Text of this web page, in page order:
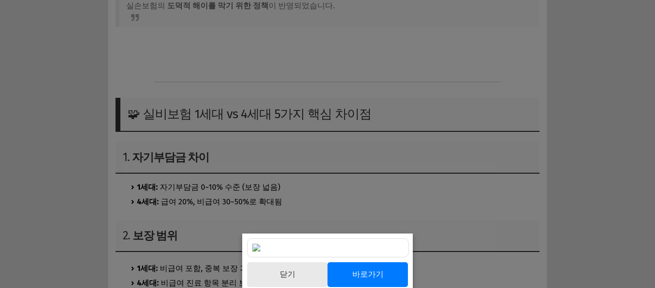
실손보험의 도덕적 해이를 막기 위한 정책이 반영되었습니다.
🧩 실비보험 1세대 vs 4세대 5가지 핵심 차이점
1. 자기부담금 차이
1세대: 자기부담금 0~10% 수준 (보장 넓음)
4세대: 급여 20%, 비급여 30~50%로 확대됨
2. 보장 범위
1세대: 비급여 포함, 중복 보장 가능
4세대: 비급여 진료 항목 분리 보장 (4개 유형으로 세분화)
닫기 바로가기